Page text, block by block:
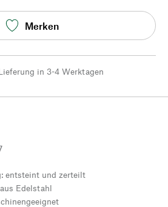
Merken
in 3-4 Werktagen
entsteint und zerteilt
Edelstahl